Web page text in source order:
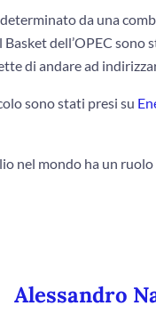
da una
dell’OPEC
di andare ad
sono stati presi su
nel mondo ha un
Alessandro